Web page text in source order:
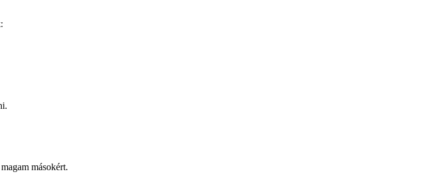
másokért.